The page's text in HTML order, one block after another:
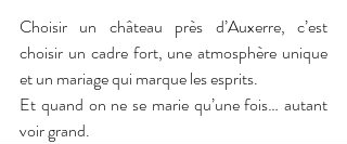
Choisir un château près d’Auxerre, c’est
choisir un cadre fort, une atmosphère unique
et un mariage qui marque les esprits.
Et quand on ne se marie qu’une fois… autant
voir grand.